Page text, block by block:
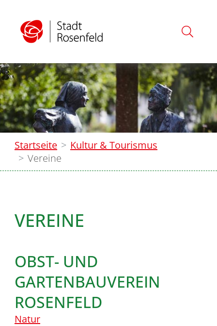
Startseite
Kultur & Tourismus
Vereine
VEREINE
OBST- UND
GARTENBAUVEREIN
ROSENFELD
Natur